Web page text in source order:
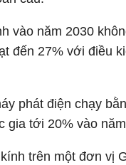
vào năm 2030
đến 27% với điều
phát điện chạy
gia tới 20% vào
trên một đơn vị